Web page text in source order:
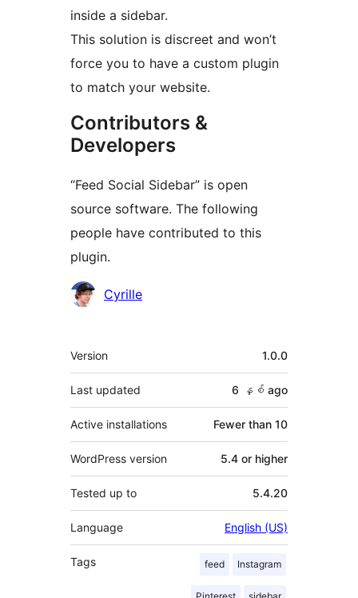
inside a sidebar.
This solution is discreet and won’t
force you to have a custom plugin
to match your website.
Contributors &
Developers
“Feed Social Sidebar” is open
source software. The following
people have contributed to this
plugin.
Contributors
Cyrille
Meta
Version 1.0.0
Last updated 6 နှစ် ago
Active installations Fewer than 10
WordPress version 5.4 or higher
Tested up to 5.4.20
Language English (US)
Tags feed Instagram